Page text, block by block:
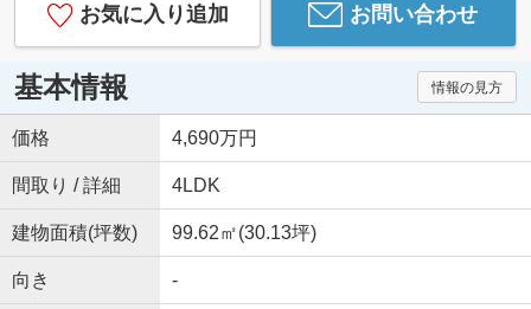
お気に入り追加 お問い合わせ
基本情報 情報の見方
価格 4,690万円
間取り / 詳細 4LDK
建物面積(坪数) 99.62㎡(30.13坪)
向き -